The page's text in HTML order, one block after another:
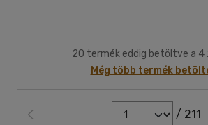
20 termék eddig betöltve a 4
Még több termék
/ 211